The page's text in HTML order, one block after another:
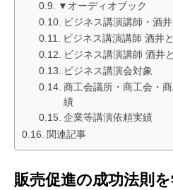
▼オーディオブック
ビジネス講演講師・酒
ビジネス講演講師 酒井
ビジネス講演講師 酒井
ビジネス講演会対象
商工会議所・商工会・
績
企業等講演依頼実績
関連記事
販売促進の成功法則